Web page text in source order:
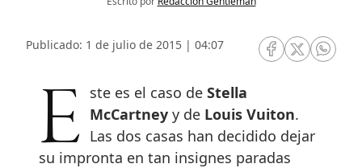
Publicado: 1 de julio de 2015 | 04:07
RRSS Facebook
RRSSRRSS
Este es el caso deStella
McCartney y de Louis Vuiton.
Las dos casas han decidido dejar
su impronta en tan insignes paradas